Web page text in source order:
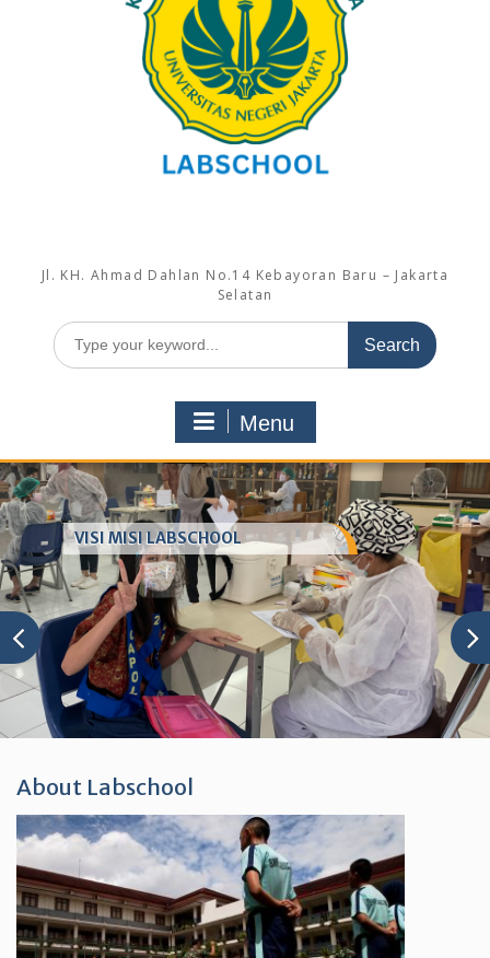
Jl. KH. Ahmad Dahlan No.14 Kebayoran Baru – Jakarta
Selatan
Search
for:
Menu
VISI MISI LABSCHOOL
About Labschool